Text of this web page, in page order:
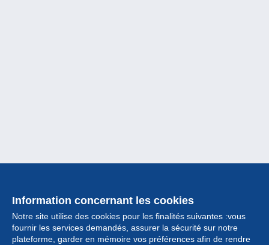
Information concernant les cookies
Notre site utilise des cookies pour les finalités suivantes :vous
fournir les services demandés, assurer la sécurité sur notre
plateforme, garder en mémoire vos préférences afin de rendre